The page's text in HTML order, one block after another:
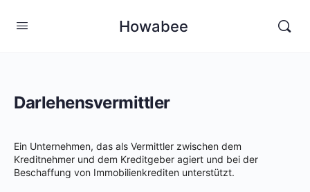
Howabee
Darlehensvermittler
Ein Unternehmen, das als Vermittler zwischen dem
Kreditnehmer und dem Kreditgeber agiert und bei der
Beschaffung von Immobilienkrediten unterstützt.